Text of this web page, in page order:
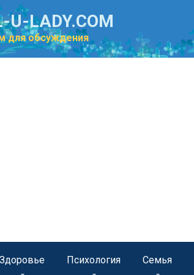
U-LADY.COM
для обсуждения
Здоровье Психология Семья